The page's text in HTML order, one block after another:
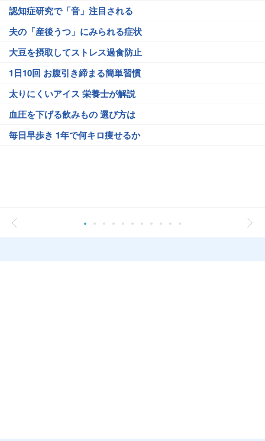
認知症研究で「音」注目される
夫の「産後うつ」にみられる症状
大豆を摂取してストレス過食防止
1日10回 お腹引き締まる簡単習慣
太りにくいアイス 栄養士が解説
血圧を下げる飲みもの 選び方は
毎日早歩き 1年で何キロ痩せるか